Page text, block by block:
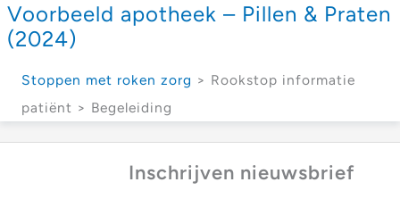
Voorbeeld apotheek – Pillen & Praten
(2024)
Stoppen met roken zorg > Rookstop informatie
patiënt > Begeleiding
Inschrijven nieuwsbrief